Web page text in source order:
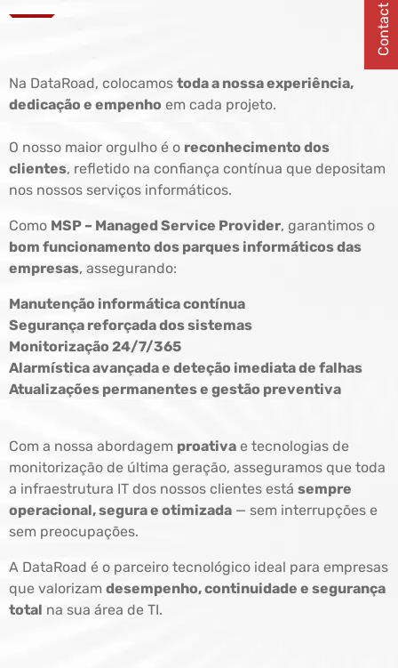
Na DataRoad, colocamos toda a nossa experiência,
dedicação e empenho em cada projeto.
O nosso maior orgulho é o reconhecimento dos
clientes, refletido na confiança contínua que depositam
nos nossos serviços informáticos.
Como MSP – Managed Service Provider, garantimos o
bom funcionamento dos parques informáticos das
empresas, assegurando:
Manutenção informática contínua
Segurança reforçada dos sistemas
Monitorização 24/7/365
Alarmística avançada e deteção imediata de falhas
Atualizações permanentes e gestão preventiva
Com a nossa abordagem proativa e tecnologias de
monitorização de última geração, asseguramos que toda
a infraestrutura IT dos nossos clientes está sempre
operacional, segura e otimizada — sem interrupções e
sem preocupações.
A DataRoad é o parceiro tecnológico ideal para empresas
que valorizam desempenho, continuidade e segurança
total na sua área de TI.
Contact